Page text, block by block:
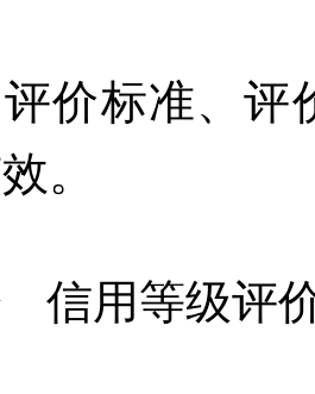
价标准、评
。
信用等级评